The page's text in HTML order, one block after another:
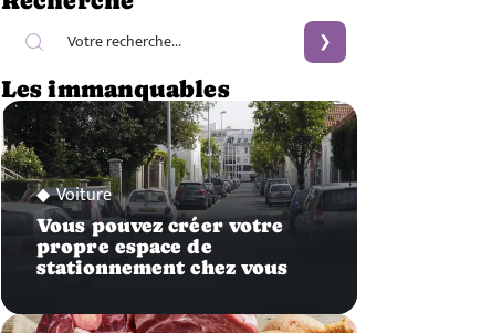
Les immanquables
Voiture
Vous pouvez créer votre
propre espace de
stationnement chez vous